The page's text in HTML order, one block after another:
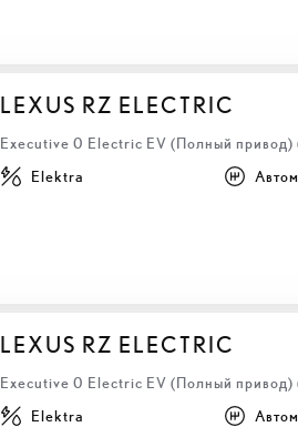
LEXUS RZ ELECTRIC
Executive 0 Electric EV (Полный
Elektra
LEXUS RZ ELECTRIC
Executive 0 Electric EV (Полный
Elektra